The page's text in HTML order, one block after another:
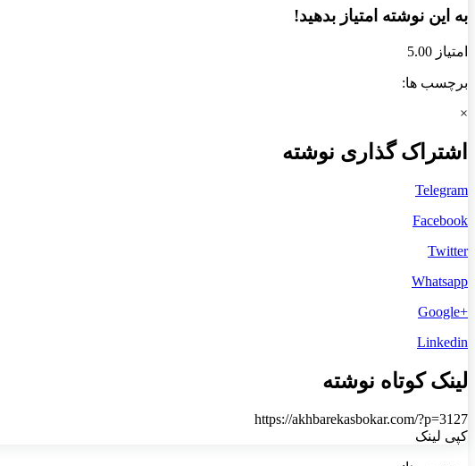
به این نوشته امتیاز بدهید!
امتیاز 5.00
برچسب ها:
×
اشتراک گذاری نوشته
Telegram
Facebook
Twitter
Whatsapp
+Google
Linkedin
لینک کوتاه نوشته
https://akhbarekasbokar.com/?p=3127
کپی لینک